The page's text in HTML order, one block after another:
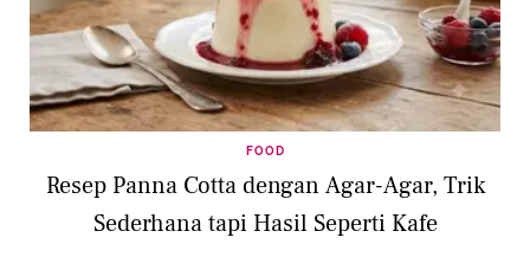
FOOD
Resep Panna Cotta dengan Agar-Agar, Trik
Sederhana tapi Hasil Seperti Kafe